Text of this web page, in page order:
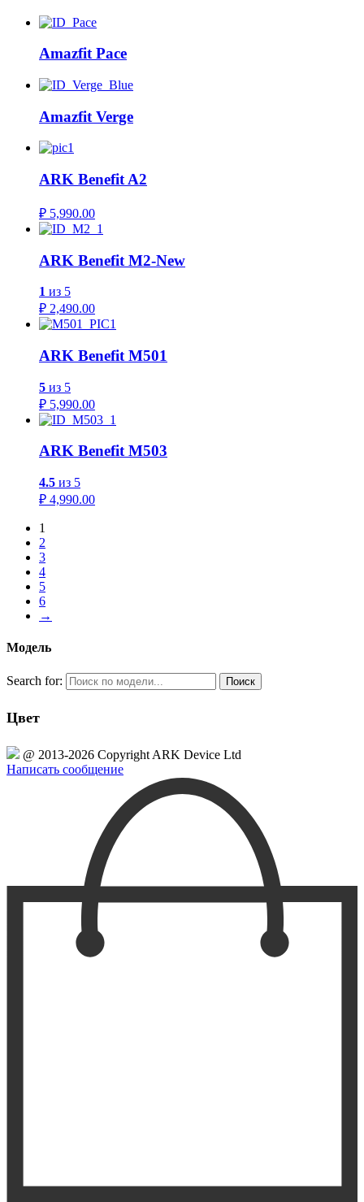
Amazfit Pace
Amazfit Verge
ARK Benefit A2
₽ 5,990.00
ARK Benefit M2-New
1 из 5
₽ 2,490.00
ARK Benefit M501
5 из 5
₽ 5,990.00
ARK Benefit M503
4.5 из 5
₽ 4,990.00
1
2
3
4
5
6
→
Модель
Search for:
Цвет
@ 2013-2026 Copyright ARK Device Ltd
Написать сообщение